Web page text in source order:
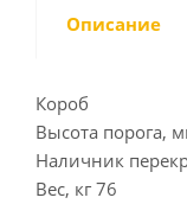
Описание
Короб
Высота порога,
Наличник
Вес, кг 76